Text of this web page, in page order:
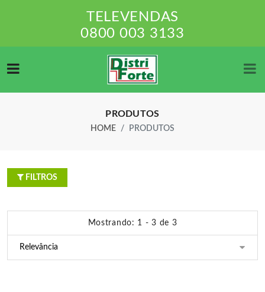
TELEVENDAS
0800 003 3133
PRODUTOS
HOME PRODUTOS
FILTROS
Mostrando: 1 - 3 de 3